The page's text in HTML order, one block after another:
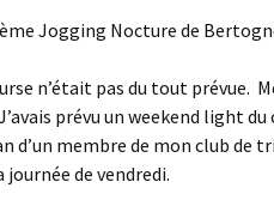
Jogging Nocture de
n’était pas du tout prévue.
prévu un weekend light
d’un membre de mon club de
journée de vendredi.